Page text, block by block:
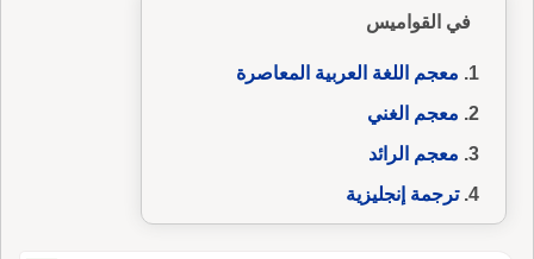
في القواميس
معجم اللغة العربية المعاصرة
معجم الغني
معجم الرائد
ترجمة إنجليزية